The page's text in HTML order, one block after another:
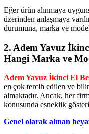
Eğer ürün alınmaya
üzerinden anlaşmaya
durumuna, marka ve
2. Adem Yavuz
Hangi Marka ve
Adem Yavuz İkinci El
en çok tercih edilen ve
almaktadır. Ancak, her
konusunda esneklik
Genel olarak alınan